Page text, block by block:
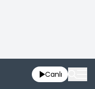
Canlı